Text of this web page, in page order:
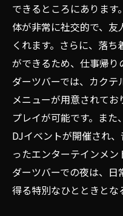
対戦相手との
友人と楽しむダー
ン術
ダーツを介し
友人と一緒に
ダーツバーで
グループで楽
ダーツバーで
友人同士のダ
仕事帰りにぴった
できるところにあります
体が非常に社交的で、
くれます。さらに、落
ができるため、仕事帰り
ダーツバーでは、カク
メニューが用意されて
プレイが可能です。ま
DJイベントが開催され
ったエンターテインメン
ダーツバーでの夜は、
得る特別なひとときとな